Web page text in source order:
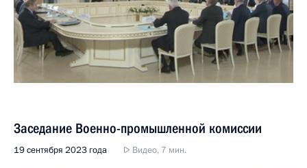
Заседание Военно-промышленной комиссии
19 сентября 2023 года Видео, 7 мин.